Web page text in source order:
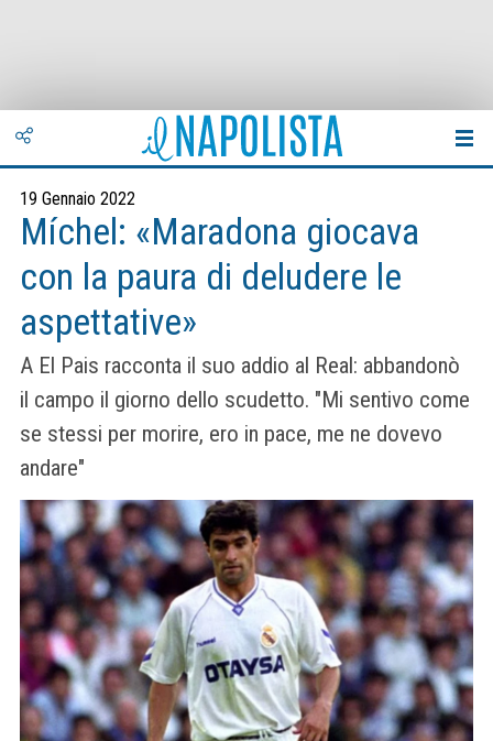
19 Gennaio 2022
Míchel: «Maradona giocava
con la paura di deludere le
aspettative»
A El Pais racconta il suo addio al Real: abbandonò
il campo il giorno dello scudetto. "Mi sentivo come
se stessi per morire, ero in pace, me ne dovevo
andare"